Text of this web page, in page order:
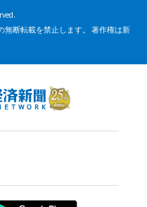
無断転載を禁止します。 著作権は新